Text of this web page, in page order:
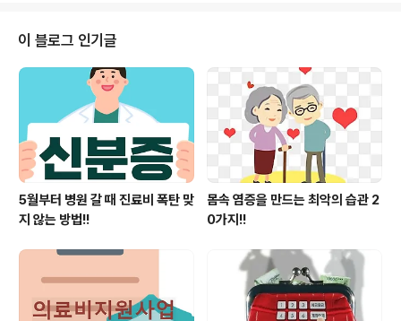
꼭 확인해 볼 필요가 있는 12월 모르면 못하는 은행에서 시
행하고 있는 여러 제도가 있습니다.기존에 없던 새로운 내
용 시행되기도 하고,이미 시행 중이지만 제도 있는줄 모르
는 사람들도 생각보다 많습니다.누구나 신청해서 받을 수
있음에도 일부 금융소비자 89,817명(*9월 기준)만 이용
하고 있는 제도 있습니다. 202..
이 블로그 인기글
5월부터 병원 갈 때 진료비 폭탄 맞
지 않는 방법!!
몸속 염증을 만드는 최악의 습관 2
0가지!!